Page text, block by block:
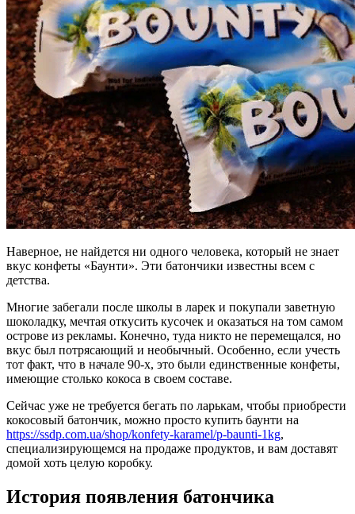
Наверное, не найдется ни одного человека, который не знает
вкус конфеты «Баунти». Эти батончики известны всем с
детства.
Многие забегали после школы в ларек и покупали заветную
шоколадку, мечтая откусить кусочек и оказаться на том самом
острове из рекламы. Конечно, туда никто не перемещался, но
вкус был потрясающий и необычный. Особенно, если учесть
тот факт, что в начале 90-х, это были единственные конфеты,
имеющие столько кокоса в своем составе.
Сейчас уже не требуется бегать по ларькам, чтобы приобрести
кокосовый батончик, можно просто купить баунти на
https://ssdp.com.ua/shop/konfety-karamel/p-baunti-1kg,
специализирующемся на продаже продуктов, и вам доставят
домой хоть целую коробку.
История появления батончика